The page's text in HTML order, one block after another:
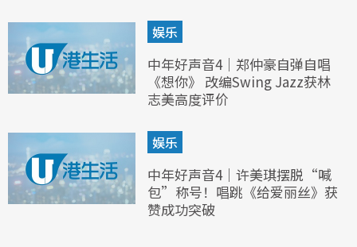
娱乐
中年好声音4｜郑仲豪自弹自唱
《想你》 改编Swing Jazz获林
志美高度评价
娱乐
中年好声音4｜许美琪摆脱“喊
包”称号！唱跳《给爱丽丝》获
赞成功突破